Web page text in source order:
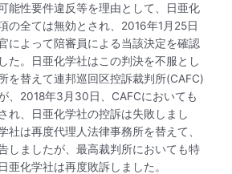
能性要件違反等を理由として、日亜化
の全ては無効とされ、2016年1月25日
によって陪審員による当該決定を確認
た。日亜化学社はこの判決を不服とし
を替えて連邦巡回区控訴裁判所(CAFC)
、2018年3月30日、CAFCにおいても
れ、日亜化学社の控訴は失敗しまし
社は再度代理人法律事務所を替えて、
しましたが、最高裁判所においても特
亜化学社は再度敗訴しました。